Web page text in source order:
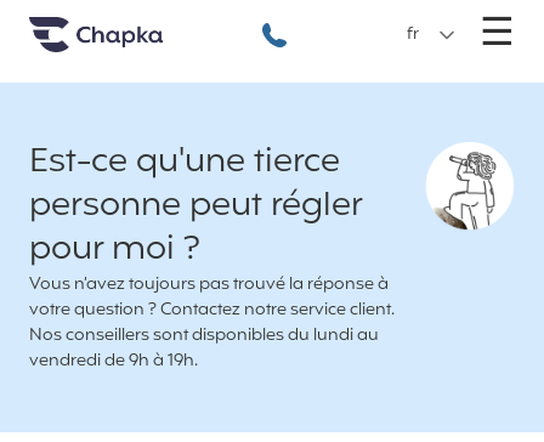
Chapka Assurances Voyages
+33 1 74 85 50 50
fr ☰
Est-ce qu'une tierce
personne peut régler
pour moi ?
Vous n’avez toujours pas trouvé la réponse à
votre question ? Contactez notre service client.
Nos conseillers sont disponibles du lundi au
vendredi de 9h à 19h.